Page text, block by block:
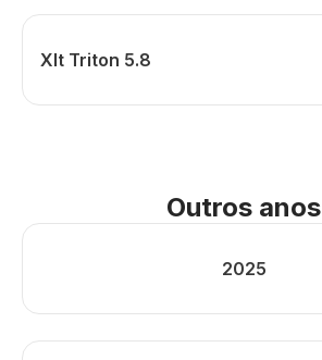
Xlt Triton 5.8
Outros anos
2025